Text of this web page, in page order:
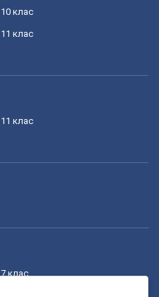
10 клас
11 клас
11 клас
7 клас